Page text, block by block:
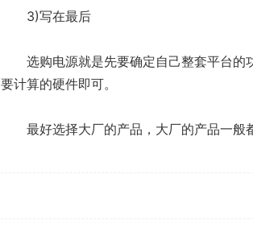
3)写在最后
选购电源就是先要确定自己整套平台
要计算的硬件即可。
最好选择大厂的产品，大厂的产品一般